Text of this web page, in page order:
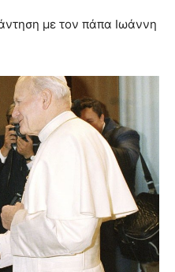
με τον πάπα Ιωάννη